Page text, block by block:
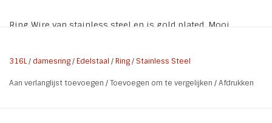
Ring Wire van stainless steel en is gold plated. Mooi
* Materiaal: Stainless steel
316L/ damesring/Edelstaal /Ring/ Stainless Steel
Aan verlanglijst toevoegen /Toevoegen om te vergelijken /Afdrukken